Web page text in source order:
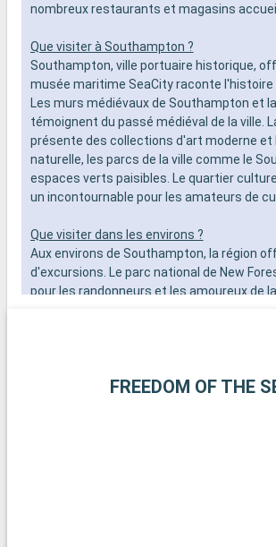
nombreux restaurants et magasins
Que visiter à Southampton ?
Southampton, ville portuaire historique,
musée maritime SeaCity raconte l'histoire
Les murs médiévaux de Southampton et
témoignent du passé médiéval de la ville.
présente des collections d'art moderne et
naturelle, les parcs de la ville comme le
espaces verts paisibles. Le quartier
un incontournable pour les amateurs de
Que visiter dans les environs ?
Aux environs de Southampton, la région
d'excursions. Le parc national de New
pour les randonneurs et les amoureux de
d'histoire peuvent explorer les vestiges de
FREEDOM OF THE